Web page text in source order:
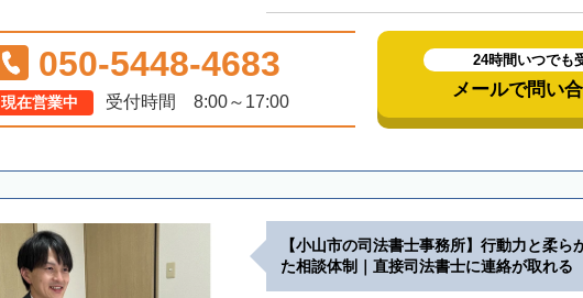
050-5448-4683
現在営業中 受付時間 8:00～17:00
24時間いつでも
メールで問い
【小山市の司法書士事務所】行動力と柔ら
た相談体制｜直接司法書士に連絡が取れる